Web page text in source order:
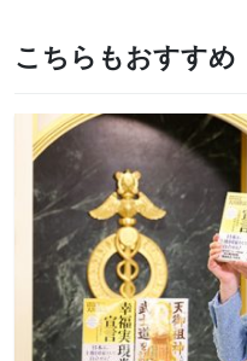
こちらもおすすめ